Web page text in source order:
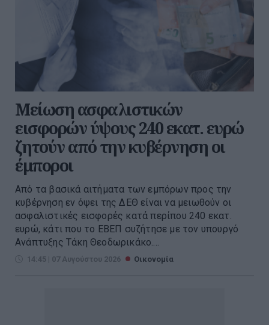
Μείωση ασφαλιστικών
εισφορών ύψους 240 εκατ. ευρώ
ζητούν από την κυβέρνηση οι
έμποροι
Από τα βασικά αιτήματα των εμπόρων προς την
κυβέρνηση εν όψει της ΔΕΘ είναι να μειωθούν οι
ασφαλιστικές εισφορές κατά περίπου 240 εκατ.
ευρώ, κάτι που το ΕΒΕΠ συζήτησε με τον υπουργό
Ανάπτυξης Τάκη Θεοδωρικάκο....
14:45 | 07 Αυγούστου 2026 Οικονομία